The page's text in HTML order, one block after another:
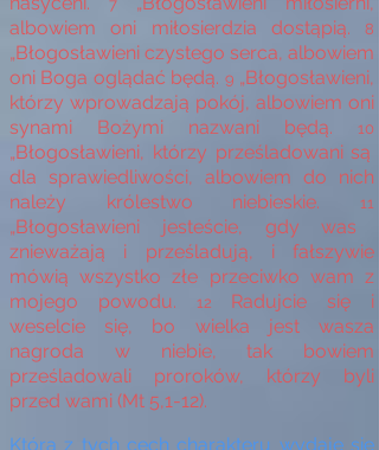
albowiem oni miłosierdzia dostąpią. 8
„Błogosławieni czystego serca, albowiem
oni Boga oglądać będą. 9 „Błogosławieni,
którzy wprowadzają pokój, albowiem oni
synami Bożymi nazwani będą.
10
„Błogosławieni, którzy prześladowani są
dla sprawiedliwości, albowiem do nich
należy królestwo niebieskie. 11
„Błogosławieni jesteście, gdy was
znieważają i prześladują, i fałszywie
mówią wszystko złe przeciwko wam z
mojego powodu.
12
Radujcie się i
weselcie się, bo wielka jest wasza
nagroda w niebie, tak bowiem
prześladowali proroków, którzy byli
przed wami (Mt 5,1-12).
Która z tych cech charakteru wydaje się